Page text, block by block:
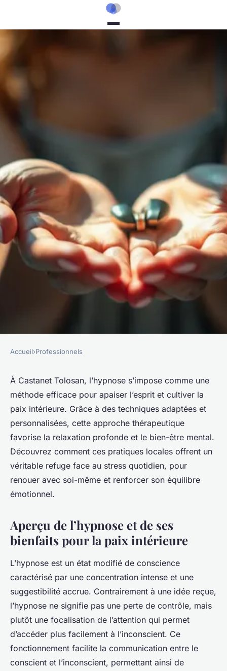
Castanet tolosan : techniques
d'hypnose pour retrouver la
paix intérieure
Sandro•6 octobre 2025 •5 min de lecture
Accueil›Professionnels
À Castanet Tolosan, l’hypnose s’impose comme une
méthode efficace pour apaiser l’esprit et cultiver la
paix intérieure. Grâce à des techniques adaptées et
personnalisées, cette approche thérapeutique
favorise la relaxation profonde et le bien-être mental.
Découvrez comment ces pratiques locales offrent un
véritable refuge face au stress quotidien, pour
renouer avec soi-même et renforcer son équilibre
émotionnel.
Aperçu de l’hypnose et de ses
bienfaits pour la paix intérieure
L’hypnose est un état modifié de conscience
caractérisé par une concentration intense et une
suggestibilité accrue. Contrairement à une idée reçue,
l’hypnose ne signifie pas une perte de contrôle, mais
plutôt une focalisation de l’attention qui permet
d’accéder plus facilement à l’inconscient. Ce
fonctionnement facilite la communication entre le
conscient et l’inconscient, permettant ainsi de